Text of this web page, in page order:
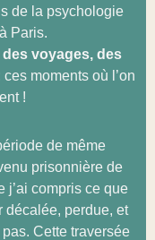
de la psychologie
Paris.
des voyages, des
ces moments où l’on
!
de même
prisonnière de
j’ai compris ce que
décalée, perdue, et
Cette traversée